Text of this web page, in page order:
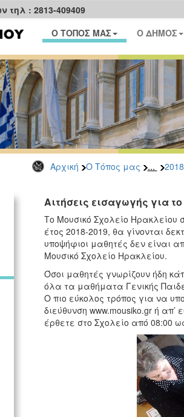
: 2813-409409
Ο ΤΟΠΟΣ ΜΑΣ Ο ΔΗΜΟΣ
Αρχική Ο Τόπος μας ... 2018
Αιτήσεις εισαγωγής για
Το Μουσικό Σχολείο Ηρακλείου
έτος 2018-2019, θα γίνονται
υποψήφιοι μαθητές δεν είναι
Μουσικό Σχολείο Ηρακλείου.
Όσοι μαθητές γνωρίζουν ήδη
όλα τα μαθήματα Γενικής
Ο πιο εύκολος τρόπος για να
διεύθυνση www.mousiko.gr ή
έρθετε στο Σχολείο από 08:00